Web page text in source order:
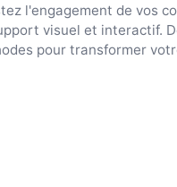
l'engagement de vos
visuel et interactif.
pour transformer